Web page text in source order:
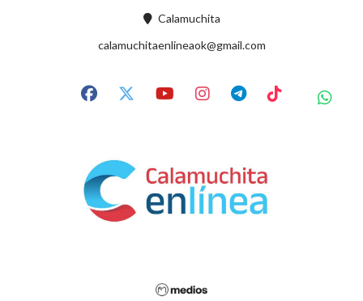
Calamuchita
calamuchitaenlineaok@gmail.com